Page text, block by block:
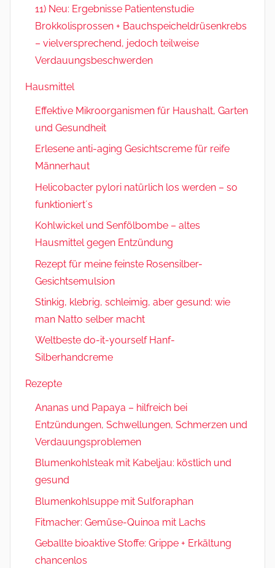
11) Neu: Ergebnisse Patientenstudie
Brokkolisprossen + Bauchspeicheldrüsenkrebs
– vielversprechend, jedoch teilweise
Verdauungsbeschwerden
Hausmittel
Effektive Mikroorganismen für Haushalt, Garten
und Gesundheit
Erlesene anti-aging Gesichtscreme für reife
Männerhaut
Helicobacter pylori natürlich los werden – so
funktioniert´s
Kohlwickel und Senfölbombe – altes
Hausmittel gegen Entzündung
Rezept für meine feinste Rosensilber-
Gesichtsemulsion
Stinkig, klebrig, schleimig, aber gesund: wie
man Natto selber macht
Weltbeste do-it-yourself Hanf-
Silberhandcreme
Rezepte
Ananas und Papaya – hilfreich bei
Entzündungen, Schwellungen, Schmerzen und
Verdauungsproblemen
Blumenkohlsteak mit Kabeljau: köstlich und
gesund
Blumenkohlsuppe mit Sulforaphan
Fitmacher: Gemüse-Quinoa mit Lachs
Geballte bioaktive Stoffe: Grippe + Erkältung
chancenlos